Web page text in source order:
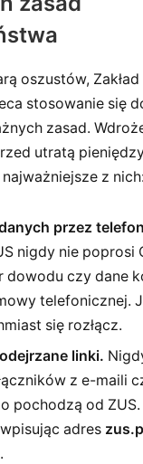
oszustów,
stosowanie się
zasad.
utratą
z nich:
przez
nigdy nie poprosi
dowodu czy dane
telefonicznej.
się rozłącz.
linki.
z e-maili
pochodzą od
adres